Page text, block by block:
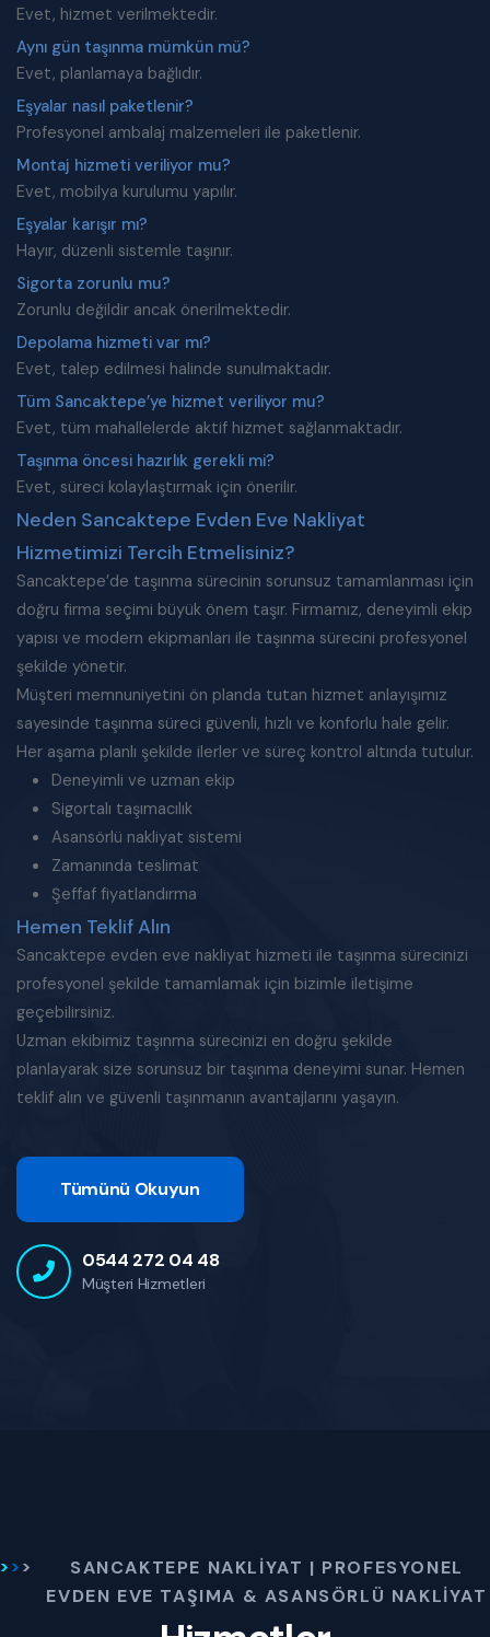
Evet, hizmet verilmektedir.
Aynı gün taşınma mümkün mü?
Evet, planlamaya bağlıdır.
Eşyalar nasıl paketlenir?
Profesyonel ambalaj malzemeleri ile paketlenir.
Montaj hizmeti veriliyor mu?
Evet, mobilya kurulumu yapılır.
Eşyalar karışır mı?
Hayır, düzenli sistemle taşınır.
Sigorta zorunlu mu?
Zorunlu değildir ancak önerilmektedir.
Depolama hizmeti var mı?
Evet, talep edilmesi halinde sunulmaktadır.
Tüm Sancaktepe’ye hizmet veriliyor mu?
Evet, tüm mahallelerde aktif hizmet sağlanmaktadır.
Taşınma öncesi hazırlık gerekli mi?
Evet, süreci kolaylaştırmak için önerilir.
Neden Sancaktepe Evden Eve Nakliyat
Hizmetimizi Tercih Etmelisiniz?
Sancaktepe’de taşınma sürecinin sorunsuz tamamlanması için
doğru firma seçimi büyük önem taşır. Firmamız, deneyimli ekip
yapısı ve modern ekipmanları ile taşınma sürecini profesyonel
şekilde yönetir.
Müşteri memnuniyetini ön planda tutan hizmet anlayışımız
sayesinde taşınma süreci güvenli, hızlı ve konforlu hale gelir.
Her aşama planlı şekilde ilerler ve süreç kontrol altında tutulur.
Deneyimli ve uzman ekip
Sigortalı taşımacılık
Asansörlü nakliyat sistemi
Zamanında teslimat
Şeffaf fiyatlandırma
Hemen Teklif Alın
Sancaktepe evden eve nakliyat hizmeti ile taşınma sürecinizi
profesyonel şekilde tamamlamak için bizimle iletişime
geçebilirsiniz.
Uzman ekibimiz taşınma sürecinizi en doğru şekilde
planlayarak size sorunsuz bir taşınma deneyimi sunar. Hemen
teklif alın ve güvenli taşınmanın avantajlarını yaşayın.
Tümünü Okuyun
0544 272 04 48
Müşteri Hizmetleri
SANCAKTEPE NAKLIYAT | PROFESYONEL
EVDEN EVE TAŞIMA & ASANSÖRLÜ NAKLIYAT